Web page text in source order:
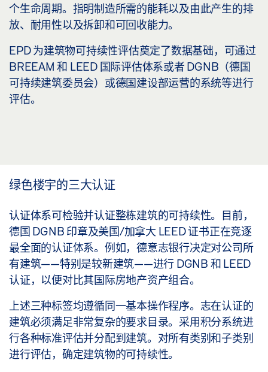
个生命周期。指明制造所需的能耗以及由此产生的排
放、耐用性以及拆卸和可回收能力。
EPD 为建筑物可持续性评估奠定了数据基础，可通过
BREEAM 和 LEED 国际评估体系或者 DGNB（德国
可持续建筑委员会）或德国建设部运营的系统等进行
评估。
绿色楼宇的三大认证
认证体系可检验并认证整栋建筑的可持续性。目前，
德国 DGNB 印章及美国/加拿大 LEED 证书正在竞逐
最全面的认证体系。例如，德意志银行决定对公司所
有建筑——特别是较新建筑——进行 DGNB 和 LEED
认证，以便对比其国际房地产资产组合。
上述三种标签均遵循同一基本操作程序。志在认证的
建筑必须满足非常复杂的要求目录。采用积分系统进
行各种标准评估并分配到建筑。对所有类别和子类别
进行评估，确定建筑物的可持续性。